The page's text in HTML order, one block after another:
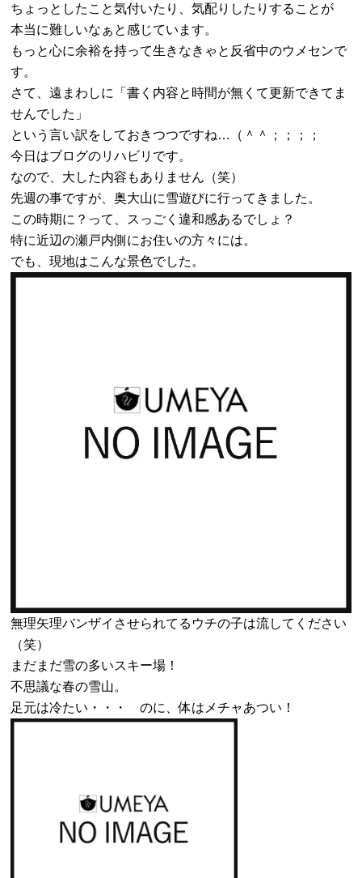
ちょっとしたこと気付いたり、気配りしたりすることが
本当に難しいなぁと感じています。
もっと心に余裕を持って生きなきゃと反省中のウメセンで
す。
さて、遠まわしに「書く内容と時間が無くて更新できてま
せんでした」
という言い訳をしておきつつですね…（＾＾；；；；
今日はブログのリハビリです。
なので、大した内容もありません（笑）
先週の事ですが、奥大山に雪遊びに行ってきました。
この時期に？って、スっごく違和感あるでしょ？
特に近辺の瀬戸内側にお住いの方々には。
でも、現地はこんな景色でした。
無理矢理バンザイさせられてるウチの子は流してください
（笑）
まだまだ雪の多いスキー場！
不思議な春の雪山。
足元は冷たい・・・ のに、体はメチャあつい！